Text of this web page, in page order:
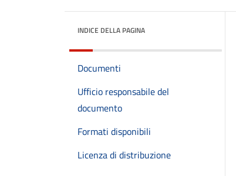
INDICE DELLA PAGINA
Documenti
Ufficio responsabile del
documento
Formati disponibili
Licenza di distribuzione